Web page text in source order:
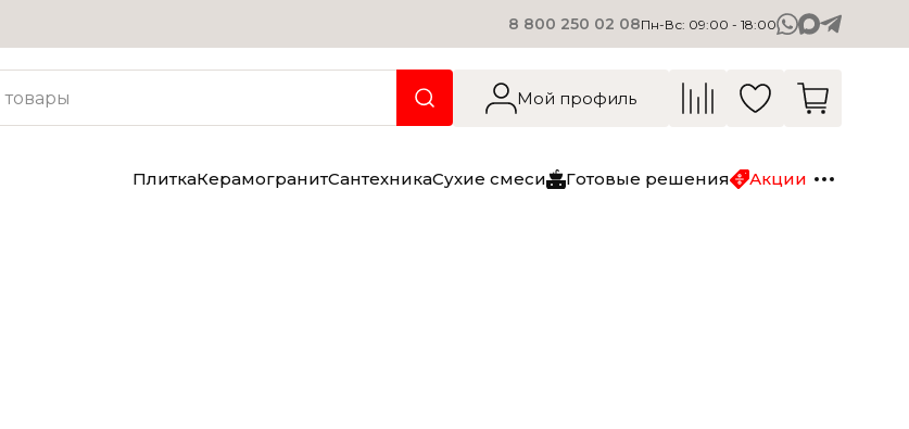
8 800 250 02 08Пн-Вс: 09:00 - 18:00
Мой профиль
ПлиткаКерамогранитСантехникаСухие смеси Готовые решения Акции
Услуги
Бесплатная доставка
Грузчики
О компании
Вакансии
Блог
Контакты